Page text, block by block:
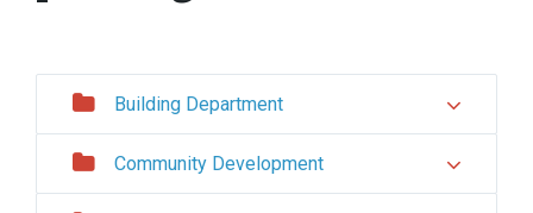
Building Department
Community Development